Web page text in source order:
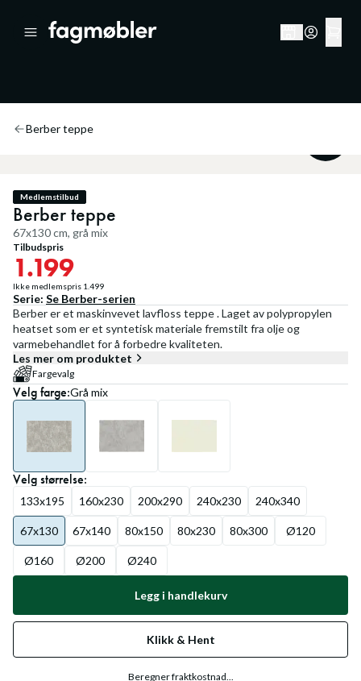
Berber teppe
Medlemstilbud
Berber teppe
67x130 cm, grå mix
Tilbudspris
1.199
Ikke medlemspris 1.499
Serie: Se Berber-serien
Berber er et maskinvevet lavfloss teppe . Laget av polypropylen
heatset som er et syntetisk materiale fremstilt fra olje og
varmebehandlet for å forbedre kvaliteten.
Les mer om produktet
Fargevalg
Velgfarge:Grå mix
Velgstørrelse:
133x195 160x230 200x290 240x230 240x340
67x130 67x140 80x150 80x230 80x300 Ø120
Ø160 Ø200 Ø240
Legg i handlekurv
Klikk & Hent
Beregner fraktkostnad...